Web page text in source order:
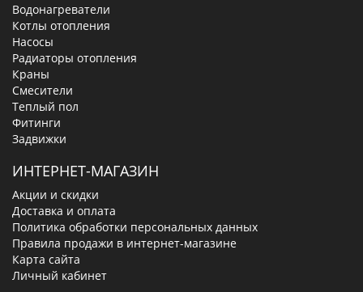
Водонагреватели
Котлы отопления
Насосы
Радиаторы отопления
Краны
Смесители
Теплый пол
Фитинги
Задвижки
ИНТЕРНЕТ-МАГАЗИН
Акции и скидки
Доставка и оплата
Политика обработки персональных данных
Правила продажи в интернет-магазине
Карта сайта
Личный кабинет